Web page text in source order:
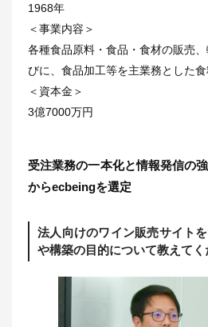
1968年
＜事業内容＞
各種食品原料・食品・食材の販売
びに、食品加工等を主業務とした
＜資本金＞
3億7000万円
受注業務の一本化と情報発信の
からecbeingを選定
法人向けのワイン販売サイト
や構築の目的について教えてく